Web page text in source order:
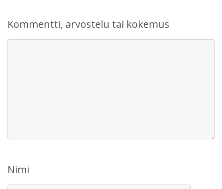
Kommentti, arvostelu tai kokemus
Nimi